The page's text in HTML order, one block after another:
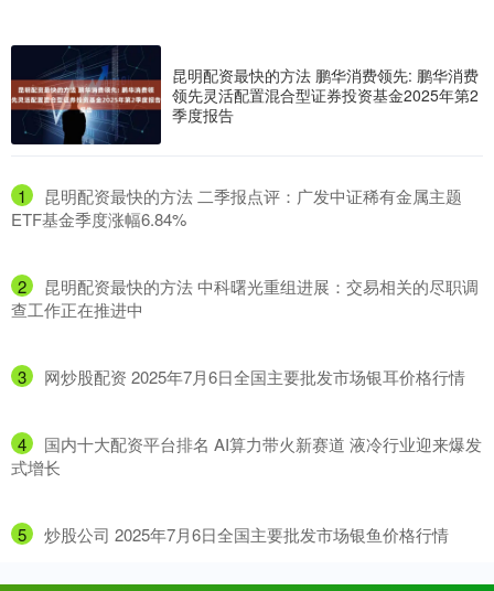
昆明配资最快的方法 鹏华消费领先: 鹏华消费
领先灵活配置混合型证券投资基金2025年第2
季度报告
1
​昆明配资最快的方法 二季报点评：广发中证稀有金属主题
ETF基金季度涨幅6.84%
2
​昆明配资最快的方法 中科曙光重组进展：交易相关的尽职调
查工作正在推进中
3 ​网炒股配资 2025年7月6日全国主要批发市场银耳价格行情
4
​国内十大配资平台排名 AI算力带火新赛道 液冷行业迎来爆发
式增长
5 ​炒股公司 2025年7月6日全国主要批发市场银鱼价格行情